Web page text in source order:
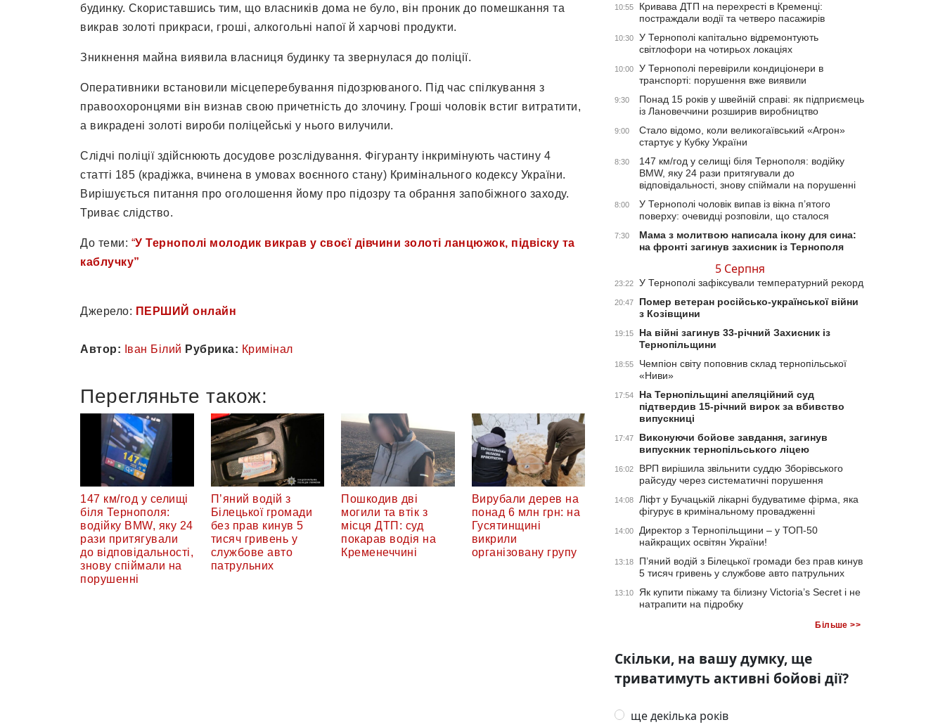
будинку. Скориставшись тим, що власників дома не було, він проник до помешкання та
викрав золоті прикраси, гроші, алкогольні напої й харчові продукти.
Зникнення майна виявила власниця будинку та звернулася до поліції.
Оперативники встановили місцеперебування підозрюваного. Під час спілкування з
правоохоронцями він визнав свою причетність до злочину. Гроші чоловік встиг витратити,
а викрадені золоті вироби поліцейські у нього вилучили.
Слідчі поліції здійснюють досудове розслідування. Фігуранту інкримінують частину 4
статті 185 (крадіжка, вчинена в умовах воєнного стану) Кримінального кодексу України.
Вирішується питання про оголошення йому про підозру та обрання запобіжного заходу.
Триває слідство.
До теми: “У Тернополі молодик викрав у своєї дівчини золоті ланцюжок, підвіску та
каблучку”
Джерело: ПЕРШИЙ онлайн
Автор: Іван Білий Рубрика: Кримінал
Перегляньте також:
147 км/год у селищі
біля Тернополя:
водійку BMW, яку 24
рази притягували
до відповідальності,
знову спіймали на
порушенні
П’яний водій з
Білецької громади
без прав кинув 5
тисяч гривень у
службове авто
патрульних
Пошкодив дві
могили та втік з
місця ДТП: суд
покарав водія на
Кременеччині
Вирубали дерев на
понад 6 млн грн: на
Гусятинщині
викрили
організовану групу
10:55
Кривава ДТП на перехресті в Кременці:
постраждали водії та четверо пасажирів
10:30
У Тернополі капітально відремонтують
світлофори на чотирьох локаціях
10:00
У Тернополі перевірили кондиціонери в
транспорті: порушення вже виявили
9:30
Понад 15 років у швейній справі: як підприємець
із Лановеччини розширив виробництво
9:00
Стало відомо, коли великогаївський «Агрон»
стартує у Кубку України
8:30
147 км/год у селищі біля Тернополя: водійку
BMW, яку 24 рази притягували до
відповідальності, знову спіймали на порушенні
8:00
У Тернополі чоловік випав із вікна п’ятого
поверху: очевидці розповіли, що сталося
7:30
Мама з молитвою написала ікону для сина:
на фронті загинув захисник із Тернополя
5 Серпня
23:22 У Тернополі зафіксували температурний рекорд
20:47
Помер ветеран російсько-української війни
з Козівщини
19:15
На війні загинув 33-річний Захисник із
Тернопільщини
18:55
Чемпіон світу поповнив склад тернопільської
«Ниви»
17:54
На Тернопільщині апеляційний суд
підтвердив 15-річний вирок за вбивство
випускниці
17:47
Виконуючи бойове завдання, загинув
випускник тернопільського ліцею
16:02
ВРП вирішила звільнити суддю Зборівського
райсуду через систематичні порушення
14:08
Ліфт у Бучацькій лікарні будуватиме фірма, яка
фігурує в кримінальному провадженні
14:00
Директор з Тернопільщини – у ТОП-50
найкращих освітян України!
13:18
П’яний водій з Білецької громади без прав кинув
5 тисяч гривень у службове авто патрульних
13:10
Як купити піжаму та білизну Victoria’s Secret і не
натрапити на підробку
Більше >>
Скільки, на вашу думку, ще
триватимуть активні бойові дії?
ще декілька років